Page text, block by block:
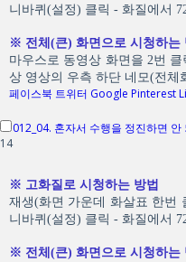
니바퀴(설정) 클릭 - 화질에서
※ 전체(큰) 화면으로 시청하는
마우스로 동영상 화면을 2번
상 영상의 우측 하단 네모(전체
페이스북 트위터 Google Pinterest
14
012_04. 혼자서 수행을 정진하면 안
※ 고화질로 시청하는 방법
재생(화면 가운데 화살표 한번
니바퀴(설정) 클릭 - 화질에서
※ 전체(큰) 화면으로 시청하는